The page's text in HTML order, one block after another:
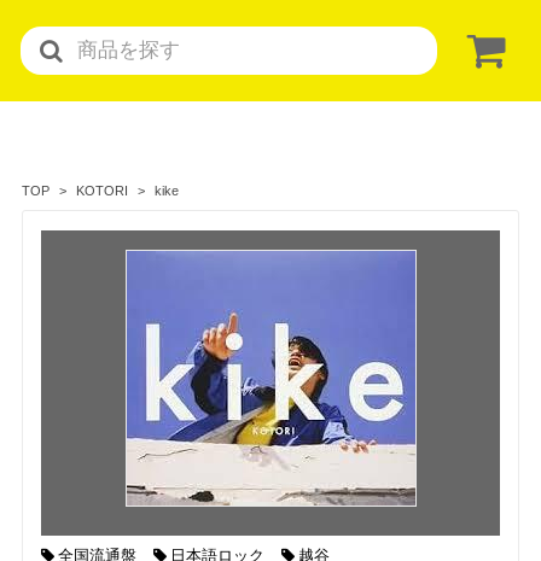
TOP KOTORI kike
全国流通盤 日本語ロック 越谷